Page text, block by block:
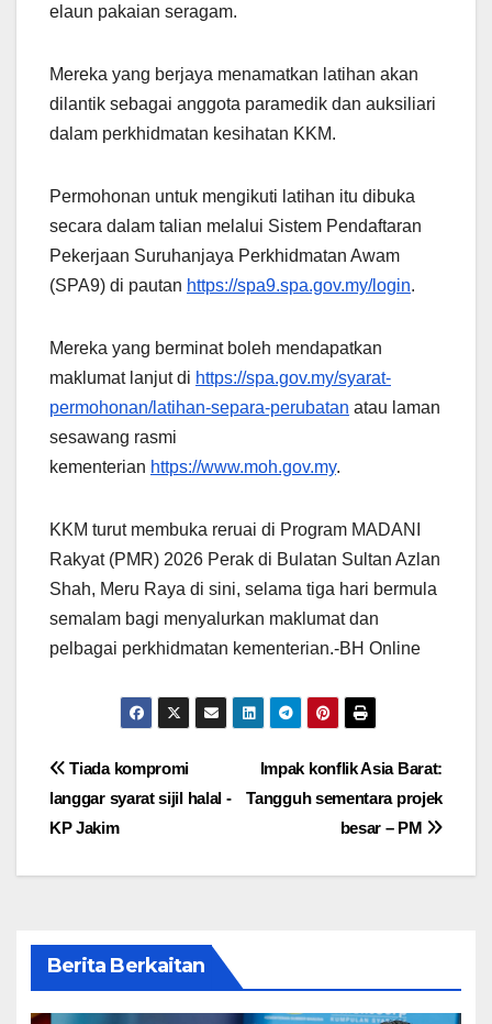
elaun pakaian seragam.
Mereka yang berjaya menamatkan latihan akan
dilantik sebagai anggota paramedik dan auksiliari
dalam perkhidmatan kesihatan KKM.
Permohonan untuk mengikuti latihan itu dibuka
secara dalam talian melalui Sistem Pendaftaran
Pekerjaan Suruhanjaya Perkhidmatan Awam
(SPA9) di pautan https://spa9.spa.gov.my/login.
Mereka yang berminat boleh mendapatkan
maklumat lanjut di https://spa.gov.my/syarat-
permohonan/latihan-separa-perubatan atau laman
sesawang rasmi
kementerian https://www.moh.gov.my.
KKM turut membuka reruai di Program MADANI
Rakyat (PMR) 2026 Perak di Bulatan Sultan Azlan
Shah, Meru Raya di sini, selama tiga hari bermula
semalam bagi menyalurkan maklumat dan
pelbagai perkhidmatan kementerian.-BH Online
Post
navigation
Impak konflik Asia Barat:
Tangguh sementara projek
besar – PM
Tiada kompromi
langgar syarat sijil halal -
KP Jakim
Berita Berkaitan